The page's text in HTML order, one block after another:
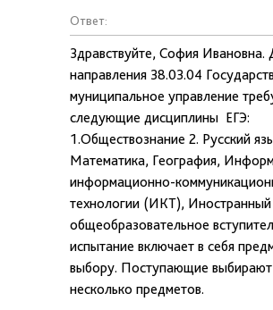
Ответ:
Здравствуйте, София Ивановна.
направления 38.03.04
муниципальное управление
следующие дисциплины ЕГЭ:
1.Обществознание 2. Русский
Математика, География,
информационно-
технологии (ИКТ), Иностранный
общеобразовательное
испытание включает в себя
выбору. Поступающие
несколько предметов.